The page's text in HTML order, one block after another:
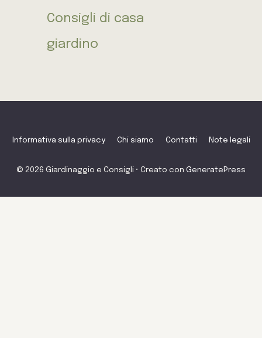
Consigli di casa
giardino
Informativa sulla privacy Chi siamo Contatti Note legali
© 2026 Giardinaggio e Consigli • Creato con GeneratePress